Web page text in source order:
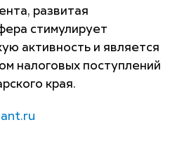
развитая
стимулирует
активность и является
налоговых поступлений
края.